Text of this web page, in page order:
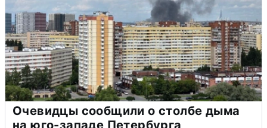
Очевидцы сообщили о столбе дыма
на юго-западе Петербурга